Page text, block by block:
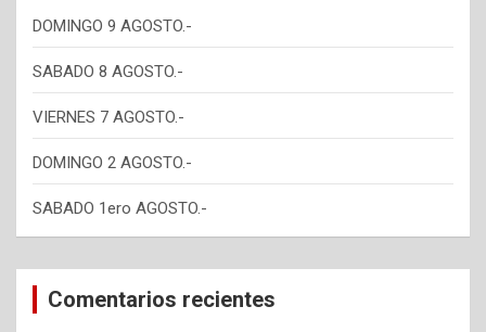
DOMINGO 9 AGOSTO.-
SABADO 8 AGOSTO.-
VIERNES 7 AGOSTO.-
DOMINGO 2 AGOSTO.-
SABADO 1ero AGOSTO.-
Comentarios recientes